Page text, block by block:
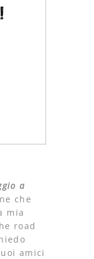
a
che
mia
road
amici